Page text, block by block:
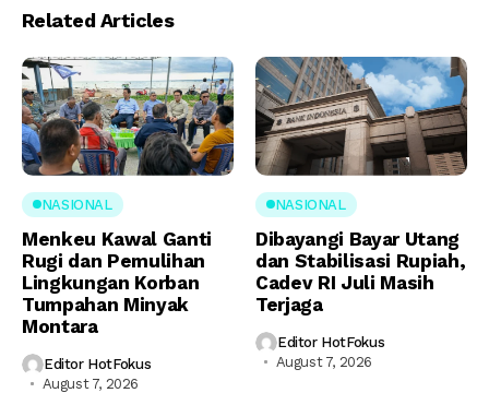
Related Articles
NASIONAL
Menkeu Kawal Ganti
Rugi dan Pemulihan
Lingkungan Korban
Tumpahan Minyak
Montara
Editor HotFokus
August 7, 2026
NASIONAL
Dibayangi Bayar Utang
dan Stabilisasi Rupiah,
Cadev RI Juli Masih
Terjaga
Editor HotFokus
August 7, 2026